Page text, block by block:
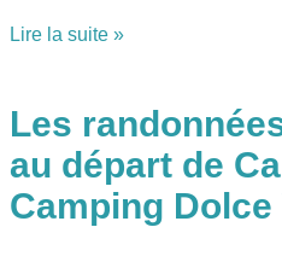
Lire la suite »
Les
au départ de
Camping Dolce